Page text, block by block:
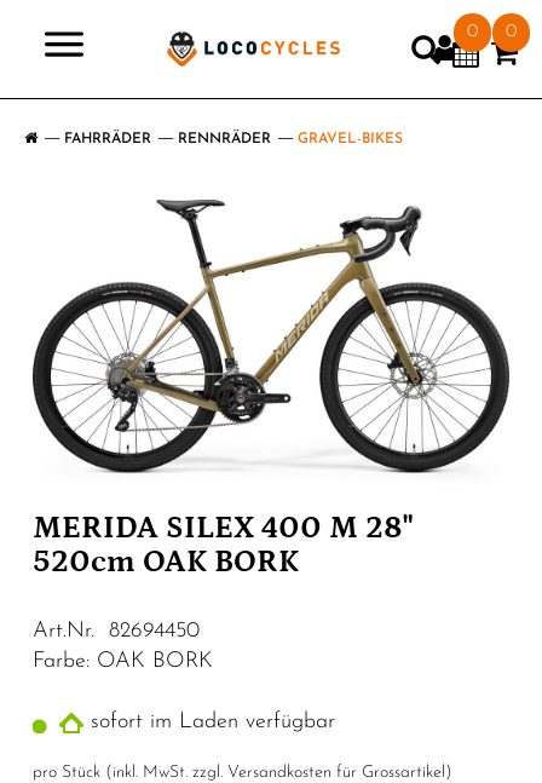
0 0
FAHRRÄDER RENNRÄDER GRAVEL-BIKES
MERIDA SILEX 400 M 28"
520cm OAK BORK
Art.Nr. 82694450
Farbe: OAK BORK
sofort im Laden verfügbar
pro Stück (inkl. MwSt. zzgl. Versandkosten für Grossartikel )